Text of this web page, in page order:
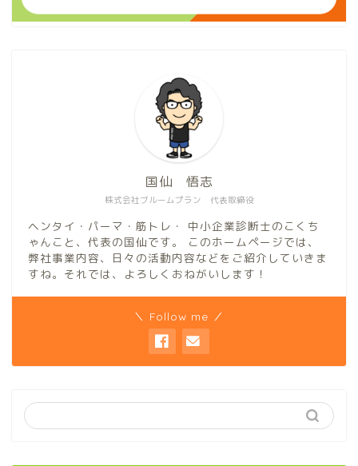
株式会社ブルームプラン 代表取締役
国仙 悟志
ヘンタイ・パーマ・筋トレ・ 中小企業診断士のこくち
ゃんこと、代表の国仙です。 このホームページでは、
弊社事業内容、日々の活動内容などをご紹介していきま
すね。それでは、よろしくおねがいします！
＼ Follow me ／